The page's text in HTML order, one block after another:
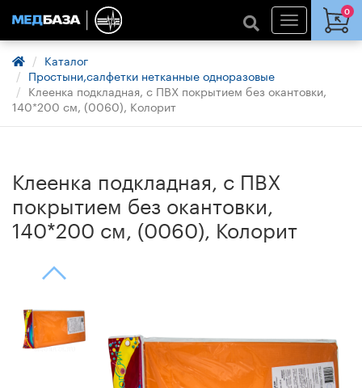
0
Каталог
Простыни,салфетки нетканные одноразовые
Клеенка подкладная, с ПВХ покрытием без окантовки,
140*200 см, (0060), Колорит
Клеенка подкладная, с ПВХ
покрытием без окантовки,
140*200 см, (0060), Колорит